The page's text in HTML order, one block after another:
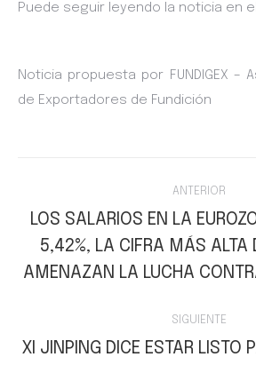
Puede seguir leyendo la noticia en
Noticia propuesta por FUNDIGEX –
de Exportadores de Fundición
entre
publicaciones
ANTERIOR
anterior:
LOS SALARIOS EN LA
5,42%, LA CIFRA MÁS ALTA
AMENAZAN LA LUCHA
SIGUIENTE
XI JINPING DICE ESTAR LISTO